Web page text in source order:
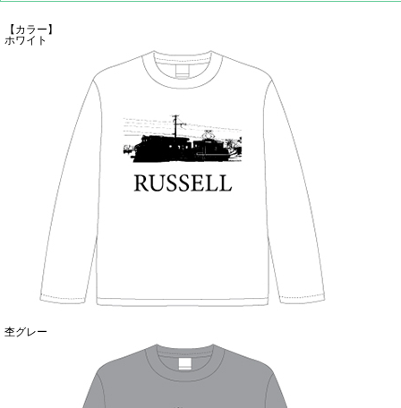
【カラー】
ホワイト
杢グレー